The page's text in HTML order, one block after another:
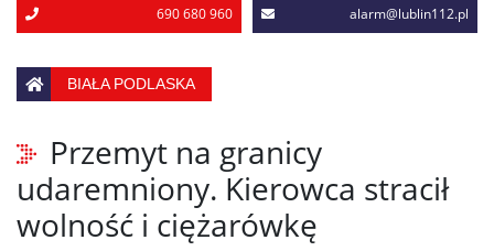
690 680 960 alarm@lublin112.pl
BIAŁA PODLASKA
Przemyt na granicy
udaremniony. Kierowca stracił
wolność i ciężarówkę